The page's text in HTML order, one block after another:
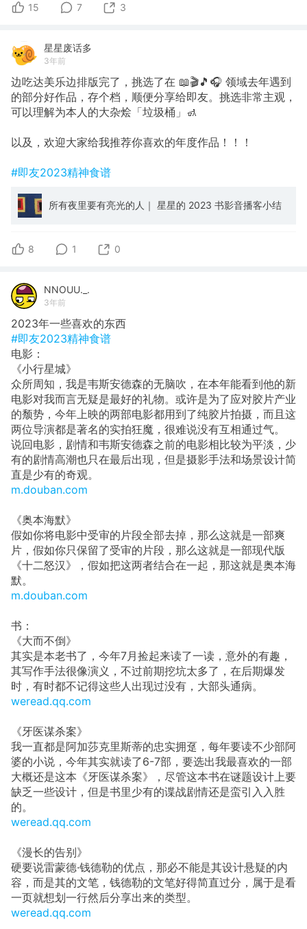
15 7 3
星星废话多
3年前
边吃达美乐边排版完了，挑选了在 📖🎬🎵🎧 领域去年遇到
的部分好作品，存个档，顺便分享给即友。挑选非常主观，
可以理解为本人的大杂烩「垃圾桶」🚮
以及，欢迎大家给我推荐你喜欢的年度作品！！！
#即友2023精神食谱
所有夜里要有亮光的人｜ 星星的 2023 书影音播客小结
8 1 0
NNOUU._.
3年前
2023年一些喜欢的东西
#即友2023精神食谱
电影：
《小行星城》
众所周知，我是韦斯安德森的无脑吹，在本年能看到他的新
电影对我而言无疑是最好的礼物。或许是为了应对胶片产业
的颓势，今年上映的两部电影都用到了纯胶片拍摄，而且这
两位导演都是著名的实拍狂魔，很难说没有互相通过气。
说回电影，剧情和韦斯安德森之前的电影相比较为平淡，少
有的剧情高潮也只在最后出现，但是摄影手法和场景设计简
直是少有的奇观。
m.douban.com
《奥本海默》
假如你将电影中受审的片段全部去掉，那么这就是一部爽
片，假如你只保留了受审的片段，那么这就是一部现代版
《十二怒汉》，假如把这两者结合在一起，那这就是奥本海
默。
m.douban.com
书：
《大而不倒》
其实是本老书了，今年7月捡起来读了一读，意外的有趣，
其写作手法很像演义，不过前期挖坑太多了，在后期爆发
时，有时都不记得这些人出现过没有，大部头通病。
weread.qq.com
《牙医谋杀案》
我一直都是阿加莎克里斯蒂的忠实拥趸，每年要读不少部阿
婆的小说，今年其实就读了6-7部，要选出我最喜欢的一部
大概还是这本《牙医谋杀案》，尽管这本书在谜题设计上要
缺乏一些设计，但是书里少有的谍战剧情还是蛮引入入胜
的。
weread.qq.com
《漫长的告别》
硬要说雷蒙德·钱德勒的优点，那必不能是其设计悬疑的内
容，而是其的文笔，钱德勒的文笔好得简直过分，属于是看
一页就想划一行然后分享出来的类型。
weread.qq.com